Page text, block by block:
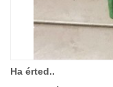
Ha érted..